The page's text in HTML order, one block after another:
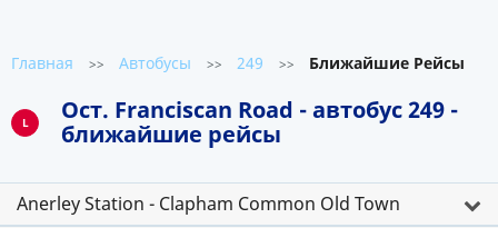
Главная >> Автобусы >> 249 >> Ближайшие Рейсы
L
Ост. Franciscan Road - автобус 249 -
ближайшие рейсы
Anerley Station - Clapham Common Old Town